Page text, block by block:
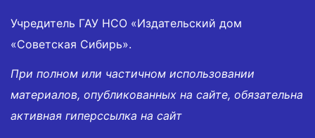
Учредитель ГАУ НСО «Издательский дом
«Советская Сибирь».
При полном или частичном использовании
материалов, опубликованных на сайте, обязательна
активная гиперссылка на сайт